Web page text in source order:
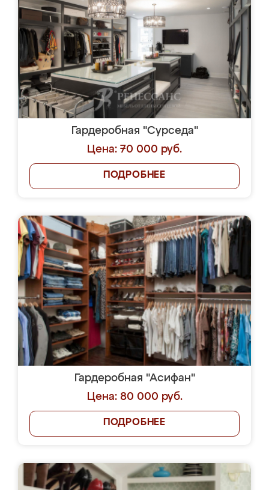
Гардеробная "Сурседа"
Цена: 70 000 руб.
ПОДРОБНЕЕ
Гардеробная "Асифан"
Цена: 80 000 руб.
ПОДРОБНЕЕ